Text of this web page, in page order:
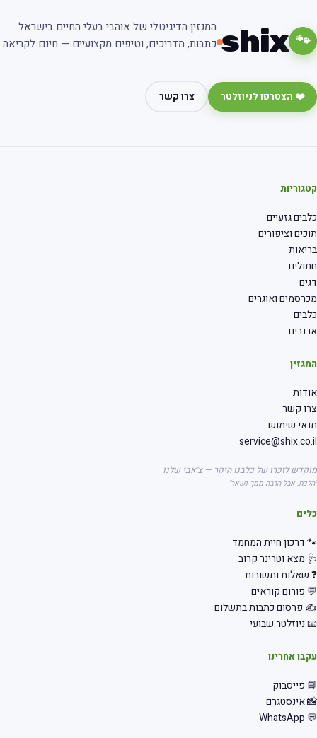
🐾
shix המגזין הדיגיטלי של אוהבי בעלי החיים בישראל.
כתבות, מדריכים, וטיפים מקצועיים — חינם לקריאה.
❤️ הצטרפו לניוזלטר צרו קשר
קטגוריות
כלבים גזעיים
תוכים וציפורים
בריאות
חתולים
דגים
מכרסמים ואוגרים
כלבים
ארנבים
המגזין
אודות
צרו קשר
תנאי שימוש
service@shix.co.il
מוקדש לזכרו של כלבנו היקר — צ'אבי שלנו
"הלכת, אבל הרבה ממך נשאר"
כלים
🐾 דרכון חיית המחמד
🩺 מצא וטרינר קרוב
❓ שאלות ותשובות
💬 פורום קוראים
✍️ פרסום כתבות בתשלום
📧 ניוזלטר שבועי
עקבו אחרינו
📘 פייסבוק
📸 אינסטגרם
💬 WhatsApp